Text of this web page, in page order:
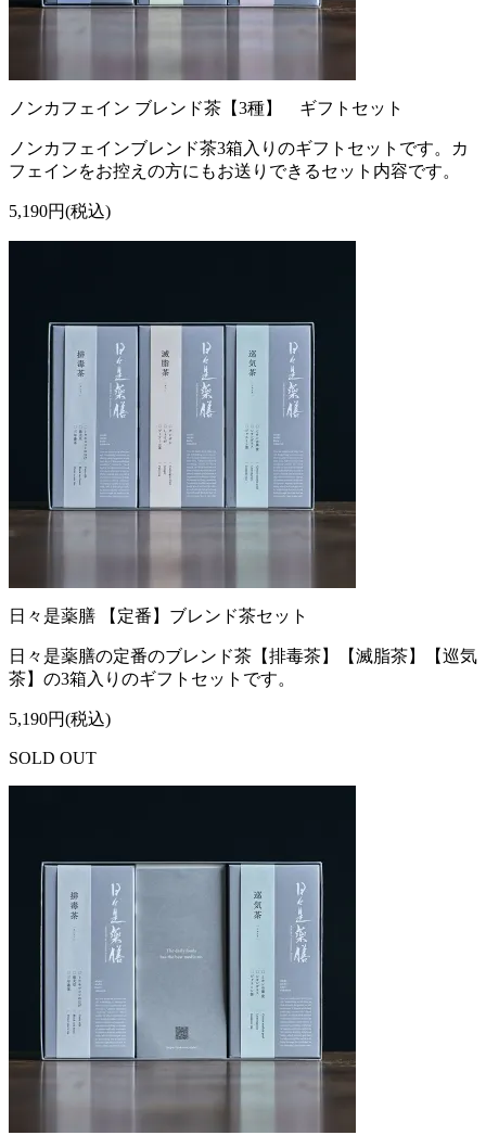
ノンカフェイン ブレンド茶【3種】 ギフトセット
ノンカフェインブレンド茶3箱入りのギフトセットです。カ
フェインをお控えの方にもお送りできるセット内容です。
5,190円(税込)
日々是薬膳 【定番】ブレンド茶セット
日々是薬膳の定番のブレンド茶【排毒茶】【滅脂茶】【巡気
茶】の3箱入りのギフトセットです。
5,190円(税込)
SOLD OUT